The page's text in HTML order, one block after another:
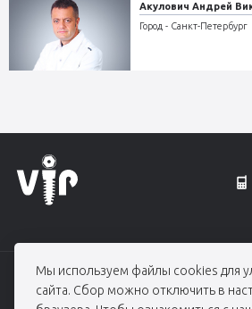
Мы используем файлы cookies для
сайта. Сбор можно отключить в
Акулович Андрей
Город - Санкт-Петербург
© 2006 — 2026, Профессорская клиника Едранова